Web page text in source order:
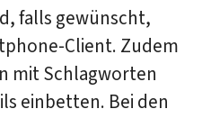
falls gewünscht,
Client. Zudem
mit Schlagworten
einbetten. Bei den